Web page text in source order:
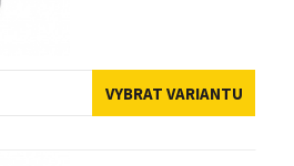
VYBRAT VARIANTU